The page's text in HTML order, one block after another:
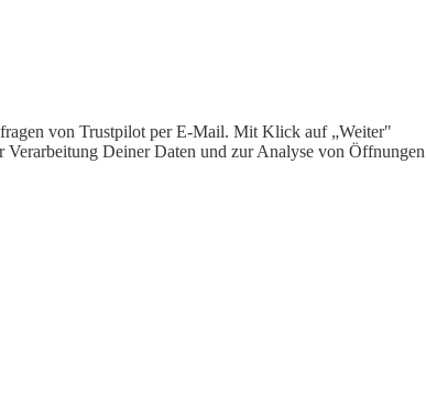
von Trustpilot per E-Mail. Mit Klick auf „Weiter"
Deiner Daten und zur Analyse von Öffnungen